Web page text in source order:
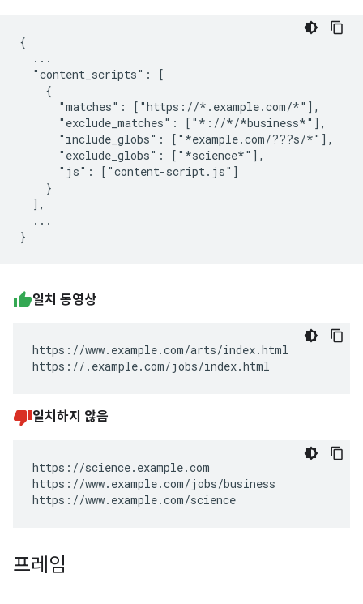
{
  ...
  "content_scripts": [
    {
      "matches": ["https://*.example.com/*"],
      "exclude_matches": ["*://*/*business*"],
      "include_globs": ["*example.com/???s/*"],
      "exclude_globs": ["*science*"],
      "js": ["content-script.js"]
    }
  ],
  ...
일치 동영상
https://www.example.com/arts/index.html
https://.example.com/jobs/index.html
일치하지 않음
https://science.example.com
https://www.example.com/jobs/business
https://www.example.com/science
프레임